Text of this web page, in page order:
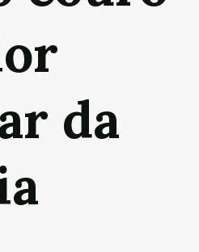
da